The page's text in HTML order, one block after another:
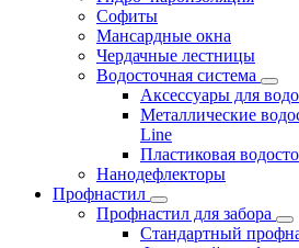
Софиты
Мансардные окна
Чердачные лестницы
Водосточная система
Аксессуары для
Металлические
Line
Пластиковая
Нанодефлекторы
Профнастил
Профнастил для забора
Стандартный